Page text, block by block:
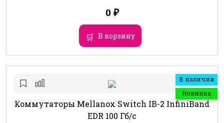
0 ₽
В корзину
В наличии
Новинка
Коммутаторы Mellanox Switch IB-2 InfiniBand
EDR 100 Гб/с